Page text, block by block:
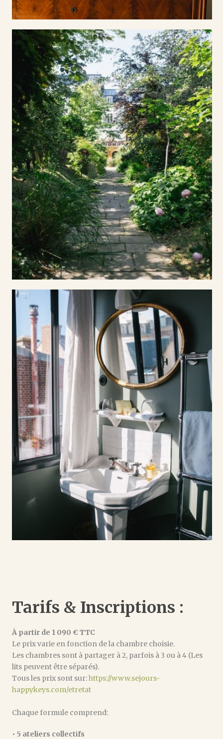
Tarifs & Inscriptions :
À partir de 1 090 € TTC
Le prix varie en fonction de la chambre choisie.
Les chambres sont à partager à 2, parfois à 3 ou à 4 (Les
lits peuvent être séparés).
Tous les prix sont sur:https://www.sejours-
happykeys.com/etretat
Chaque formule comprend:
• 5 ateliers collectifs